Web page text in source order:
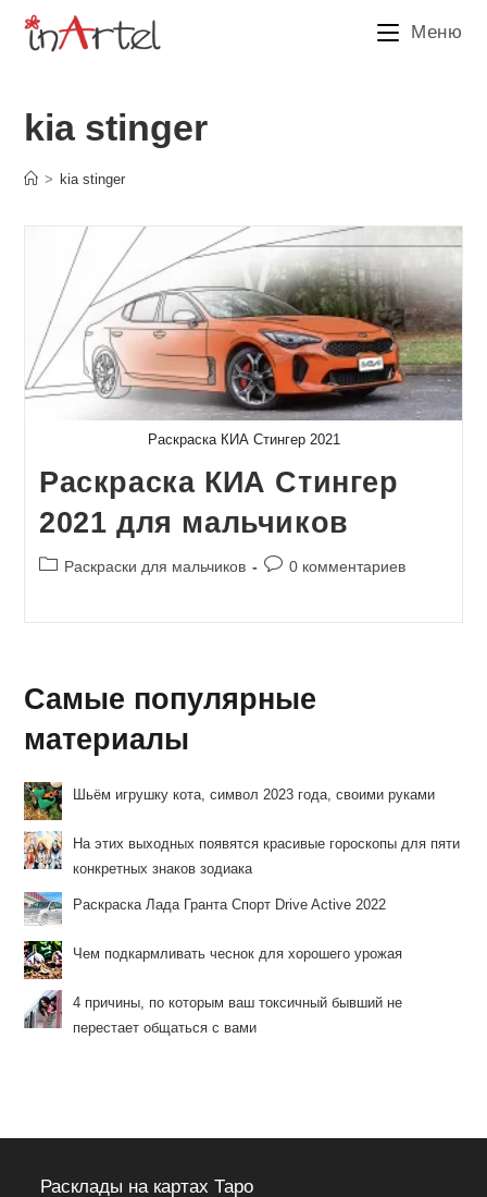
Перейти
Меню
kia stinger
> kia stinger
Раскраска КИА Стингер 2021
Раскраска КИА Стингер
2021 для мальчиков
Рубрика
Раскраски для мальчиков
Комментарии
0 комментариев
Самые популярные
материалы
Шьём игрушку кота, символ 2023 года, своими руками
На этих выходных появятся красивые гороскопы для пяти
конкретных знаков зодиака
Раскраска Лада Гранта Спорт Drive Active 2022
Чем подкармливать чеснок для хорошего урожая
4 причины, по которым ваш токсичный бывший не
перестает общаться с вами
Расклады на картах Таро